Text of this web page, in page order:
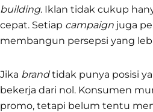
building. Iklan tidak cukup
cepat. Setiap campaign juga
membangun persepsi yang
Jika brandtidak punya posisi
bekerja dari nol. Konsumen
promo, tetapi belum tentu